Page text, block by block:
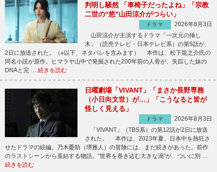
判明し騒然 「車椅子だったよね」「宗教
二世の“悠”山田涼介がつらい」
ドラマ
2026年8月3日
山田涼介が主演するドラマ「一次元の挿し
木」（読売テレビ・日本テレビ系）の第5話が、
2日に放送された。（※以下、ネタバレを含みます） 本作は、松下龍之介氏の
同名小説が原作。ヒマラヤ山中で発掘された200年前の人骨が、失踪した妹の
DNAと完 … 続きを読む
日曜劇場「VIVANT」「まさか長野専務
（小日向文世）が…」「こうなると皆が
怪しく見える」
ドラマ
2026年8月3日
「VIVANT」（TBS系）の第12話が2日に放送
された。 本作は、2023年夏、日本中を熱狂さ
せたドラマの続編。乃木憂助（堺雅人）の冒険には、まだ続きがあった。前作
のラストシーンから直結する物語。“世界を巻き込む大きな渦”が、ついに別 …
続きを読む